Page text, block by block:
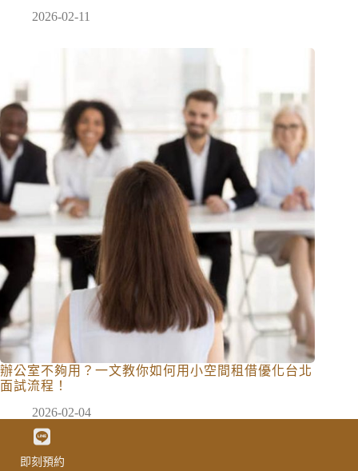
2026-02-11
辦公室不夠用？一文教你如何用小空間租借優化台北
面試流程！
2026-02-04
即刻預約